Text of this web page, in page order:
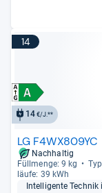
14
14€/J.**
LG F4WX809YC
Nachhaltig
Füll­menge: 9 kg
läufe: 39 kWh
Intel­li­gente